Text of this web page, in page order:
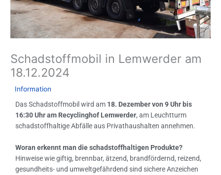
Schadstoffmobil in Lemwerder am
18.12.2024
Information
Das Schadstoffmobil wird am 18. Dezember von 9 Uhr bis
16:30 Uhr am Recyclinghof Lemwerder, am Leuchtturm
schadstoffhaltige Abfälle aus Privathaushalten annehmen.
Woran erkennt man die schadstoffhaltigen Produkte?
Hinweise wie giftig, brennbar, ätzend, brandfördernd, reizend,
gesundheits- und umweltgefährdend sind sichere Anzeichen